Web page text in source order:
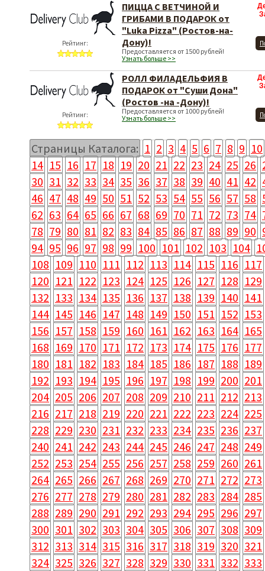
Рейтинг:
ПИЦЦА С ВЕТЧИНОЙ И
ГРИБАМИ В ПОДАРОК от
"Luka Pizza" (Ростов-на-
Дону)!
Предоставляется от 1500 рублей!
Узнать больше >>
Рейтинг:
РОЛЛ ФИЛАДЕЛЬФИЯ В
ПОДАРОК от "Суши Дона"
(Ростов -на -Дону)!
Предоставляется от 1000 рублей!
Узнать больше >>
Страницы Каталога: 1 2 3 4 5 6 7 8 9 10
14 15 16 17 18 19 20 21 22 23 24 25 26
30 31 32 33 34 35 36 37 38 39 40 41 42
46 47 48 49 50 51 52 53 54 55 56 57 58
62 63 64 65 66 67 68 69 70 71 72 73 74
78 79 80 81 82 83 84 85 86 87 88 89 90
94 95 96 97 98 99 100 101 102 103 104
108 109 110 111 112 113 114 115 116 117
120 121 122 123 124 125 126 127 128 129
132 133 134 135 136 137 138 139 140 141
144 145 146 147 148 149 150 151 152 153
156 157 158 159 160 161 162 163 164 165
168 169 170 171 172 173 174 175 176 177
180 181 182 183 184 185 186 187 188 189
192 193 194 195 196 197 198 199 200 201
204 205 206 207 208 209 210 211 212 213
216 217 218 219 220 221 222 223 224 225
228 229 230 231 232 233 234 235 236 237
240 241 242 243 244 245 246 247 248 249
252 253 254 255 256 257 258 259 260 261
264 265 266 267 268 269 270 271 272 273
276 277 278 279 280 281 282 283 284 285
288 289 290 291 292 293 294 295 296 297
300 301 302 303 304 305 306 307 308 309
312 313 314 315 316 317 318 319 320 321
324 325 326 327 328 329 330 331 332 333